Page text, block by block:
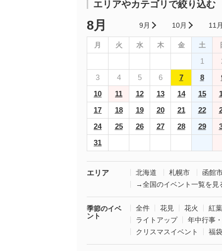
エリアやカテゴリで絞り込む
8月 9月 10月 11
月 火 水 木 金 土
1
3
4 5 6 7 8
10
11 12 13 14 15
17
18 19 20 21 22
24
25 26 27 28 29
31
エリア 北海道 札幌市
函館
→全国のイベント一覧を見
季節のイベ
ント
全件 花見 花火
紅葉
ライトアップ
年中行事
クリスマスイベント
福